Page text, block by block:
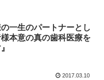
の一生のパートナーとし
本意の真の歯科医療を
2017.03.10